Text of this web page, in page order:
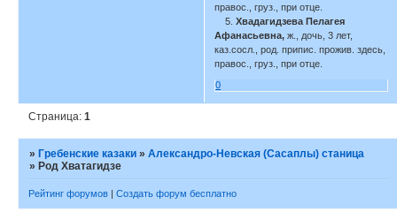
правос., груз., при отце.
5.Хвадагидзева Пелагея
Афанасьевна, ж., дочь, 3 лет,
каз.сосл., род. припис. прожив. здесь,
правос., груз., при отце.
0
Страница:1
»Гребенские казаки »Александро-Невская (Сасаплы) станица
»Род Хватагидзе
Рейтинг форумов | Создать форум бесплатно